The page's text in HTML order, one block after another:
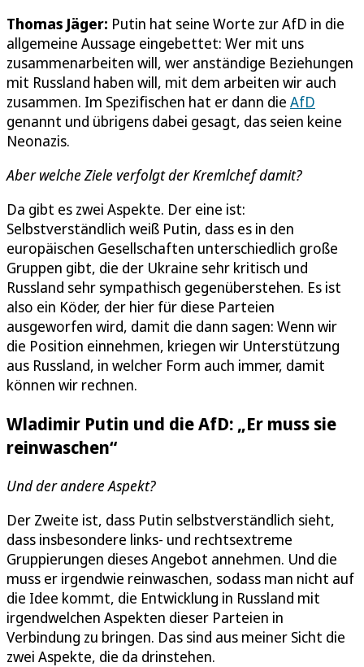
Thomas Jäger: Putin hat seine Worte zur AfD in die
allgemeine Aussage eingebettet: Wer mit uns
zusammenarbeiten will, wer anständige Beziehungen
mit Russland haben will, mit dem arbeiten wir auch
zusammen. Im Spezifischen hat er dann die AfD
genannt und übrigens dabei gesagt, das seien keine
Neonazis.
Aber welche Ziele verfolgt der Kremlchef damit?
Da gibt es zwei Aspekte. Der eine ist:
Selbstverständlich weiß Putin, dass es in den
europäischen Gesellschaften unterschiedlich große
Gruppen gibt, die der Ukraine sehr kritisch und
Russland sehr sympathisch gegenüberstehen. Es ist
also ein Köder, der hier für diese Parteien
ausgeworfen wird, damit die dann sagen: Wenn wir
die Position einnehmen, kriegen wir Unterstützung
aus Russland, in welcher Form auch immer, damit
können wir rechnen.
Wladimir Putin und die AfD: „Er muss sie
reinwaschen“
Und der andere Aspekt?
Der Zweite ist, dass Putin selbstverständlich sieht,
dass insbesondere links- und rechtsextreme
Gruppierungen dieses Angebot annehmen. Und die
muss er irgendwie reinwaschen, sodass man nicht auf
die Idee kommt, die Entwicklung in Russland mit
irgendwelchen Aspekten dieser Parteien in
Verbindung zu bringen. Das sind aus meiner Sicht die
zwei Aspekte, die da drinstehen.